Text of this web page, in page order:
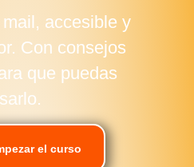
accesible y
Con consejos
que puedas
el curso